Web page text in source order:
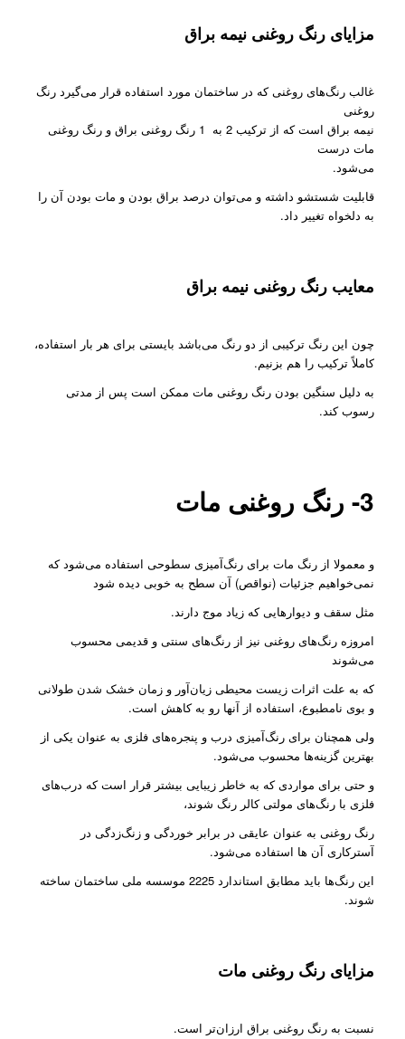
مزایای رنگ روغنی نیمه براق
غالب رنگ‌های روغنی که در ساختمان مورد استفاده قرار می‌گیرد رنگ
روغنی
نیمه براق است که از ترکیب 2 به 1 رنگ روغنی براق و رنگ روغنی
مات درست
می‌شود.
قابلیت شستشو داشته و می‌توان درصد براق بودن و مات بودن آن را
به دلخواه تغییر داد.
معایب رنگ روغنی نیمه براق
چون این رنگ ترکیبی از دو رنگ می‌باشد بایستی برای هر بار استفاده،
کاملاً ترکیب را هم بزنیم.
به دلیل سنگین بودن رنگ روغنی مات ممکن است پس از مدتی
رسوب کند.
3- رنگ روغنی مات
و معمولا از رنگ مات برای رنگ‌آمیزی سطوحی استفاده می‌شود که
نمی‌خواهیم جزئیات (نواقص) آن سطح به خوبی دیده شود
مثل سقف و دیوارهایی که زیاد موج دارند.
امروزه رنگ‌های روغنی نیز از رنگ‌های سنتی و قدیمی محسوب
می‌شوند
که به علت اثرات زیست محیطی زیان‌آور و زمان خشک شدن طولانی
و بوی نامطبوع، استفاده از آنها رو به کاهش است.
ولی همچنان برای رنگ‌آمیزی درب و پنجره‌های فلزی به عنوان یکی از
بهترین گزینه‌ها محسوب می‌شود.
و حتی برای مواردی که به خاطر زیبایی بیشتر قرار است که درب‌های
فلزی با رنگ‌های مولتی کالر رنگ شوند،
رنگ روغنی به عنوان عایقی در برابر خوردگی و زنگ‌زدگی در
آسترکاری آن ها استفاده می‌شود.
این رنگ‌ها باید مطابق استاندارد 2225 موسسه ملی ساختمان ساخته
شوند.
مزایای رنگ روغنی مات
نسبت به رنگ روغنی براق ارزان‌تر است.